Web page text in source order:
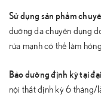
Sử dụng sản phẩm
dưỡng da chuyên dụng
rửa mạnh có thể làm
Bảo dưỡng định kỳ tại
nội thất định kỳ 6 tháng/